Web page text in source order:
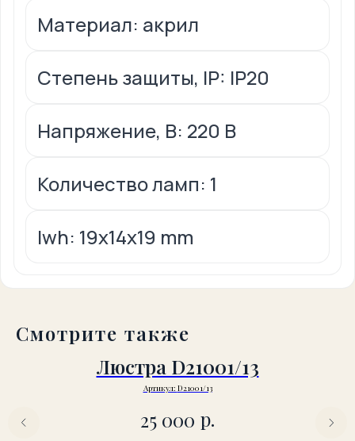
Материал: акрил
Степень защиты, IP: IP20
Напряжение, В: 220 В
Количество ламп: 1
lwh: 19x14x19 mm
Смотрите также
Люстра D21001/13
Артикул: D21001/13
25 000 р.